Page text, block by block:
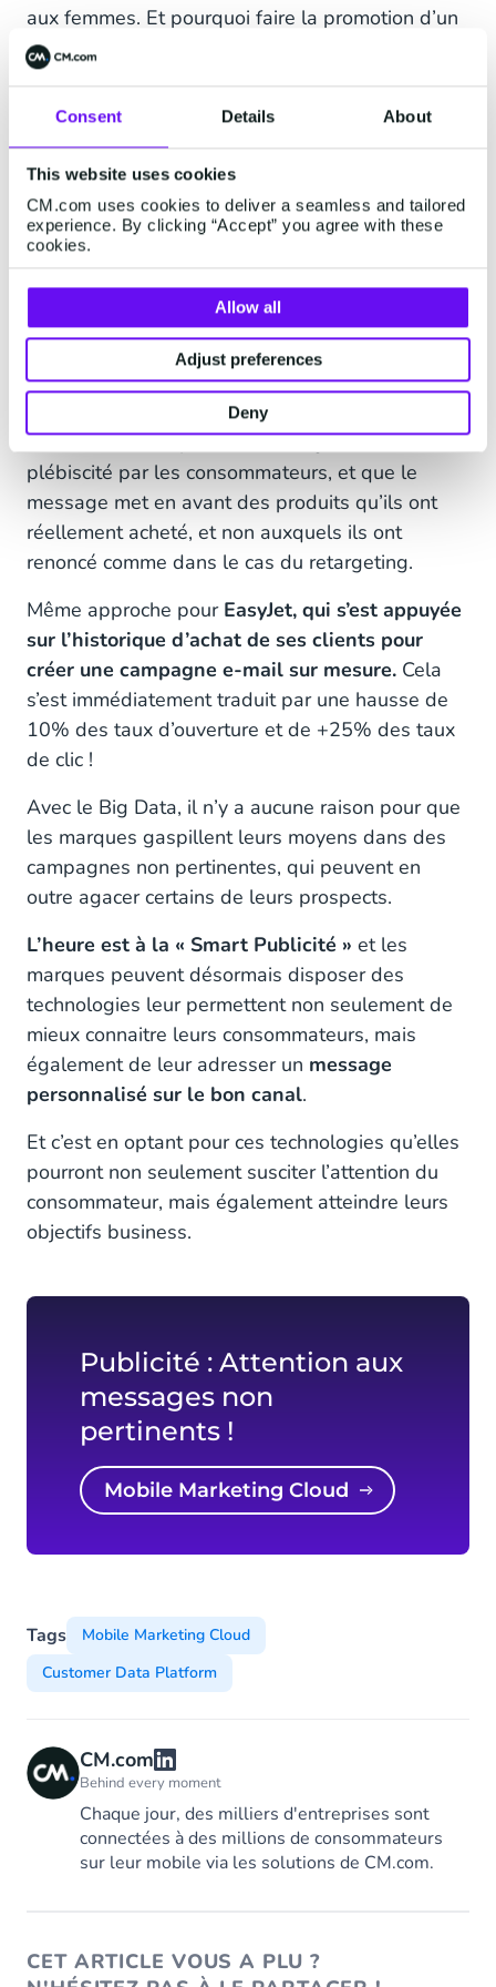
Consent Details About
This website uses cookies
CM.com uses cookies to deliver a seamless and tailored
experience. By clicking “Accept” you agree with these
cookies.
Allow all
Adjust preferences
Deny
aux femmes. Et pourquoi faire la promotion d’un
produit que le client… a déjà acheté ?
Grâce à une plate-forme de données clients
(CDP) et à une segmentation de ses
consommateurs, la marque s’engage dans une
communication personnalisée, non seulement
moins intrusive et plus pertinente, mais
également plus efficace comme le démontrent la
hausse des taux d’ouverture et des taux de clic.
En Afrique du Sud, le géant del’épicerie
Checkers a augmenté ses ventes en proposant
via WhatsApp des offres personnalisées
reposant sur leur historique d’achat
fonctionne car la publicité est reçue sur un canal
plébiscité par les consommateurs, et que le
message met en avant des produits qu’ils ont
réellement acheté, et non auxquels ils ont
renoncé comme dans le cas du retargeting.
Même approche pour EasyJet, qui s’est appuyée
sur l’historique d’achat de ses clients pour
créer une campagne e-mail sur mesure. Cela
s’est immédiatement traduit par une hausse de
10% des taux d’ouverture et de +25% des taux
de clic !
Avec le Big Data, il n’y a aucune raison pour que
les marques gaspillent leurs moyens dans des
campagnes non pertinentes, qui peuvent en
outre agacer certains de leurs prospects.
L’heure est à la « Smart Publicité » et les
marques peuvent désormais disposer des
technologies leur permettent non seulement de
mieux connaitre leurs consommateurs, mais
également de leur adresser un message
personnalisé sur le bon canal.
Et c’est en optant pour ces technologies qu’elles
pourront non seulement susciter l’attention du
consommateur, mais également atteindre leurs
objectifs business.
Publicité : Attention aux
messages non
pertinents !
Mobile Marketing Cloud
Tags
Mobile Marketing Cloud
Customer Data Platform
CM.com
Behind every moment
Chaque jour, des milliers d'entreprises sont
connectées à des millions de consommateurs
sur leur mobile via les solutions de CM.com.
CET ARTICLE VOUS A PLU ?